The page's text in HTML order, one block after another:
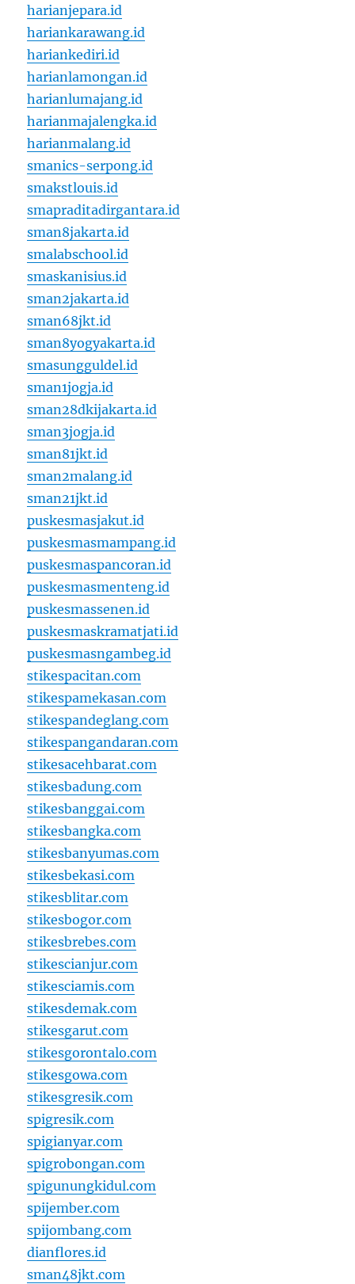
harianjepara.id
hariankarawang.id
hariankediri.id
harianlamongan.id
harianlumajang.id
harianmajalengka.id
harianmalang.id
smanics-serpong.id
smakstlouis.id
smapraditadirgantara.id
sman8jakarta.id
smalabschool.id
smaskanisius.id
sman2jakarta.id
sman68jkt.id
sman8yogyakarta.id
smasungguldel.id
sman1jogja.id
sman28dkijakarta.id
sman3jogja.id
sman81jkt.id
sman2malang.id
sman21jkt.id
puskesmasjakut.id
puskesmasmampang.id
puskesmaspancoran.id
puskesmasmenteng.id
puskesmassenen.id
puskesmaskramatjati.id
puskesmasngambeg.id
stikespacitan.com
stikespamekasan.com
stikespandeglang.com
stikespangandaran.com
stikesacehbarat.com
stikesbadung.com
stikesbanggai.com
stikesbangka.com
stikesbanyumas.com
stikesbekasi.com
stikesblitar.com
stikesbogor.com
stikesbrebes.com
stikescianjur.com
stikesciamis.com
stikesdemak.com
stikesgarut.com
stikesgorontalo.com
stikesgowa.com
stikesgresik.com
spigresik.com
spigianyar.com
spigrobongan.com
spigunungkidul.com
spijember.com
spijombang.com
dianflores.id
sman48jkt.com